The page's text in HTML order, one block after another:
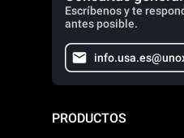
Escríbenos y te
antes posible.
PRODUCTOS